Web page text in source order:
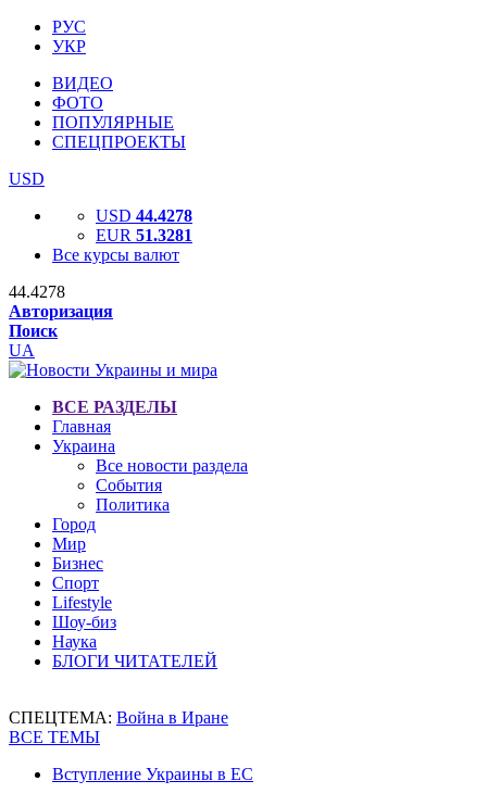
РУС
УКР
ВИДЕО
ФОТО
ПОПУЛЯРНЫЕ
СПЕЦПРОЕКТЫ
USD
USD 44.4278
EUR 51.3281
Все курсы валют
44.4278
Авторизация
Поиск
UA
ВСЕ РАЗДЕЛЫ
Главная
Украина
Все новости раздела
События
Политика
Город
Мир
Бизнес
Спорт
Lifestyle
Шоу-биз
Наука
БЛОГИ ЧИТАТЕЛЕЙ
СПЕЦТЕМА: Война в Иране
ВСЕ ТЕМЫ
Вступление Украины в ЕС